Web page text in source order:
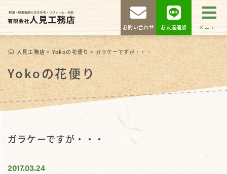
お問い合わせ お友達追加 メニュー
人見工務店>Yokoの花便り>ガラケーですが・・・
Yokoの花便り
ガラケーですが・・・
2017.03.24